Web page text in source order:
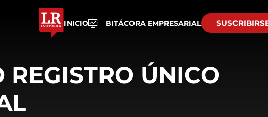
INICIO BITÁCORA EMPRESARIAL
REGISTRO ÚNICO